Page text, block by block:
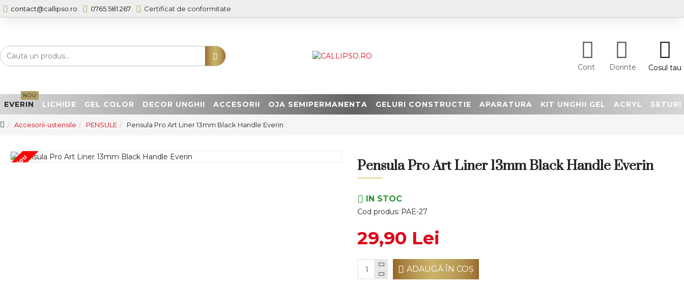
contact@callipso.ro 0765.581.267 Certificat de conformitate
Cont Dorinte Cosul tau
EVERIN
NOU
LICHIDE GEL COLOR DECOR UNGHII ACCESORII OJA SEMIPERMANENTA GELURI CONSTRUCTIE APARATURA KIT UNGHII GEL ACRYL SETURI
Accesorii-ustensile PENSULE Pensula Pro Art Liner 13mm Black Handle Everin
Nou Pensula Pro Art Liner 13mm Black Handle Everin
IN STOC
Cod produs: PAE-27
29,90 Lei
ADAUGĂ ÎN COŞ